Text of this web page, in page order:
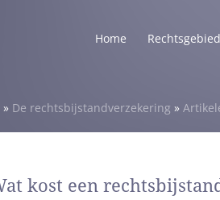
Home
» De rechtsbijstandverzekering »
kost een